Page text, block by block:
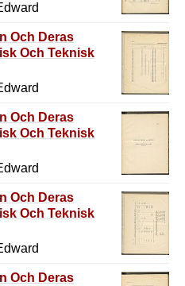
Och Deras
Och Teknisk
Och Deras
Och Teknisk
Och Deras
Och Teknisk
Och Deras